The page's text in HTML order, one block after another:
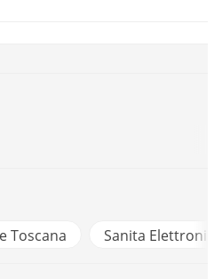
Toscana Sanita Elettronica